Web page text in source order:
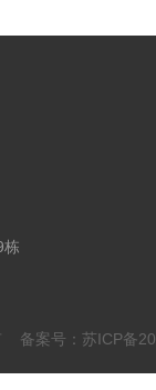
栋
备案号：苏ICP备